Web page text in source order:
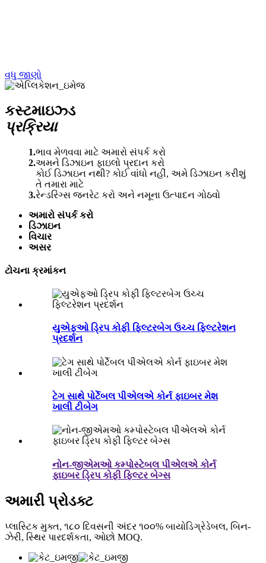
વધુ જાણો
કસ્ટમાઇઝ્ડ
પ્રક્રિયા
1.ભાવ મેળવવા માટે અમારો સંપર્ક કરો
2.અમને ડિઝાઇન ફાઇલો પ્રદાન કરો
કોઈ ડિઝાઇન નથી? કોઈ વાંધો નહીં, અમે ડિઝાઇન કરીશું
તે તમારા માટે
3.રેન્ડરિંગ્સ જનરેટ કરો અને નમૂના ઉત્પાદન ગોઠવો
અમારો સંપર્ક કરો
ડિઝાઇન
વિચાર
અસર
ટોચના ક્રમાંકન
યુએફઓ ડ્રિપ કોફી ફિલ્ટરબેગ ઉચ્ચ ફિલ્ટરેશન
પ્રદર્શન
ટેગ સાથે પોર્ટેબલ પીએલએ કોર્ન ફાઇબર મેશ
ખાલી ટીબેગ
નોન-જીએમઓ કમ્પોસ્ટેબલ પીએલએ કોર્ન
ફાઇબર ડ્રિપ કોફી ફિલ્ટર બેગ્સ
અમારી પ્રોડક્ટ
પ્લાસ્ટિક મુક્ત, ૧૮૦ દિવસની અંદર ૧૦૦% બાયોડિગ્રેડેબલ, બિન-
ઝેરી, સ્થિર પારદર્શકતા, ઓછો MOQ.